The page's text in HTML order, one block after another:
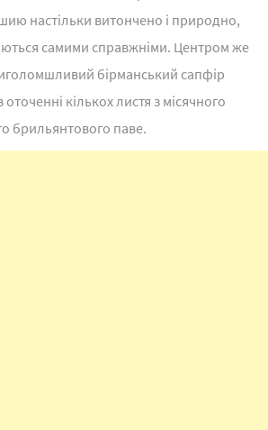
настільки витончено і природно,
самими справжніми. Центром же
бірманський сапфір
кількох листя з місячного
брильянтового паве.